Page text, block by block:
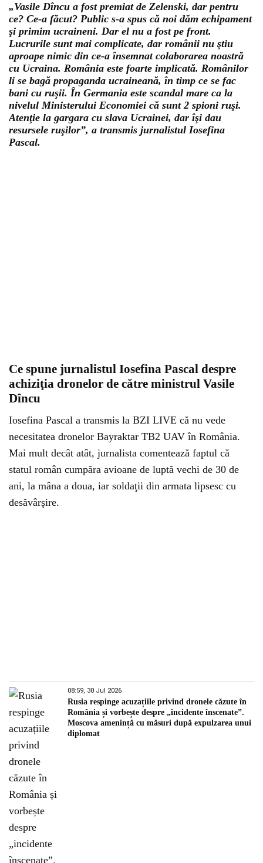
„Vasile Dîncu a fost premiat de Zelenski, dar pentru
ce? Ce-a făcut? Public s-a spus că noi dăm echipament
şi primim ucraineni. Dar el nu a fost pe front.
Lucrurile sunt mai complicate, dar românii nu ştiu
aproape nimic din ce-a însemnat colaborarea noastră
cu Ucraina. România este foarte implicată. Românilor
li se bagă propaganda ucraineană, în timp ce se fac
bani cu ruşii. În Germania este scandal mare ca la
nivelul Ministerului Economiei că sunt 2 spioni ruşi.
Atenţie la gargara cu slava Ucrainei, dar îşi dau
resursele ruşilor”, a transmis jurnalistul Iosefina
Pascal.
Ce spune jurnalistul Iosefina Pascal despre
achiziţia dronelor de către ministrul Vasile
Dîncu
Iosefina Pascal a transmis la BZI LIVE că nu vede
necesitatea dronelor Bayraktar TB2 UAV în România.
Mai mult decât atât, jurnalista comentează faptul că
statul român cumpăra avioane de luptă vechi de 30 de
ani, la mâna a doua, iar soldaţii din armata lipsesc cu
desăvârşire.
08:59, 30 Jul 2026
Rusia respinge acuzațiile privind dronele căzute în
România și vorbește despre „incidente înscenate”.
Moscova amenință cu măsuri după expulzarea unui
diplomat